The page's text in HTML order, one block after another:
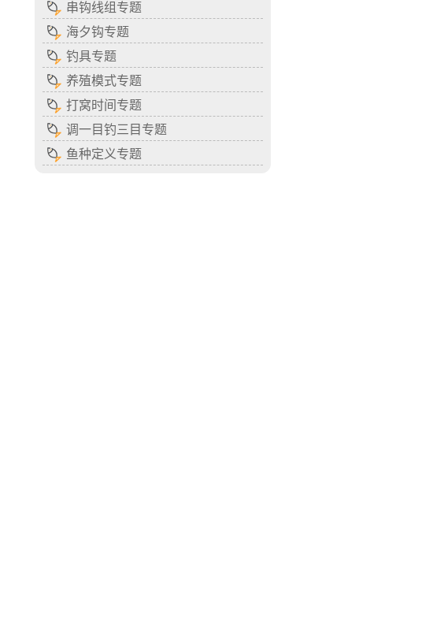
串钩线组专题
海夕钩专题
钓具专题
养殖模式专题
打窝时间专题
调一目钓三目专题
鱼种定义专题